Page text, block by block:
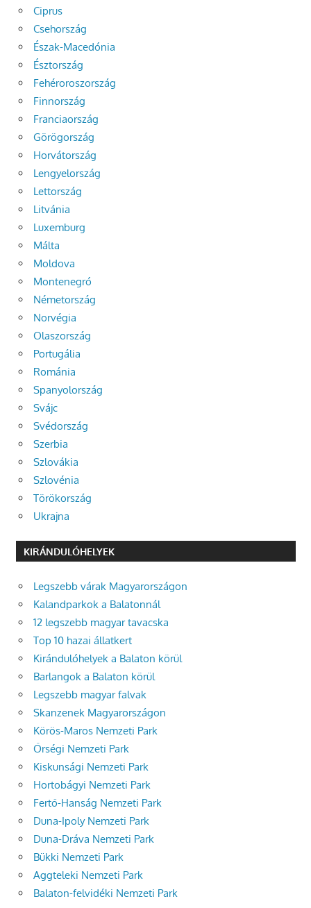
Ciprus
Csehország
Észak-Macedónia
Észtország
Fehéroroszország
Finnország
Franciaország
Görögország
Horvátország
Lengyelország
Lettország
Litvánia
Luxemburg
Málta
Moldova
Montenegró
Németország
Norvégia
Olaszország
Portugália
Románia
Spanyolország
Svájc
Svédország
Szerbia
Szlovákia
Szlovénia
Törökország
Ukrajna
KIRÁNDULÓHELYEK
Legszebb várak Magyarországon
Kalandparkok a Balatonnál
12 legszebb magyar tavacska
Top 10 hazai állatkert
Kirándulóhelyek a Balaton körül
Barlangok a Balaton körül
Legszebb magyar falvak
Skanzenek Magyarországon
Körös-Maros Nemzeti Park
Őrségi Nemzeti Park
Kiskunsági Nemzeti Park
Hortobágyi Nemzeti Park
Fertő-Hanság Nemzeti Park
Duna-Ipoly Nemzeti Park
Duna-Dráva Nemzeti Park
Bükki Nemzeti Park
Aggteleki Nemzeti Park
Balaton-felvidéki Nemzeti Park